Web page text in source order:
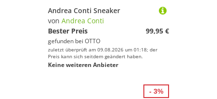
Andrea Conti Sneaker
von Andrea Conti
Bester Preis
99,95 €
gefunden bei OTTO
zuletzt überprüft am 09.08.2026 um 01:18; der
Preis kann sich seitdem geändert haben.
Keine weiteren Anbieter
- 3%